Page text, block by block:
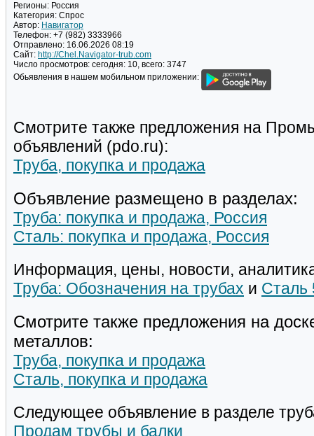
Регионы: Россия
Категория: Спрос
Автор: Навигатор
Телефон: +7 (982) 3333966
Отправлено: 16.06.2026 08:19
Сайт: http://Chel.Navigator-trub.com
Число просмотров: сегодня: 10, всего: 3747
Обьявления в нашем мобильном приложении:
Смотрите также предложения на
объявлений (pdo.ru):
Труба, покупка и продажа
Объявление размещено в разделах:
Труба: покупка и продажа, Россия
Сталь: покупка и продажа, Россия
Информация, цены, новости,
Труба: Обозначения на трубах и Сталь
Смотрите также предложения на
металлов:
Труба, покупка и продажа
Сталь, покупка и продажа
Следующее объявление в разделе
Продам трубы и балки